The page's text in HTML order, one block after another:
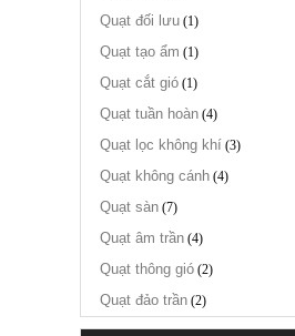
Quạt đối lưu (1)
Quạt tạo ẩm (1)
Quạt cắt gió (1)
Quạt tuần hoàn (4)
Quạt lọc không khí (3)
Quạt không cánh (4)
Quạt sàn (7)
Quạt âm trần (4)
Quạt thông gió (2)
Quạt đảo trần (2)